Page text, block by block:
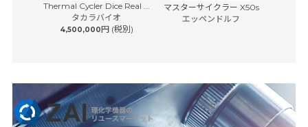
Thermal Cycler Dice Real ...
タカラバイオ
4,500,000円 (税別)
マスターサイクラー X50s
エッペンドルフ